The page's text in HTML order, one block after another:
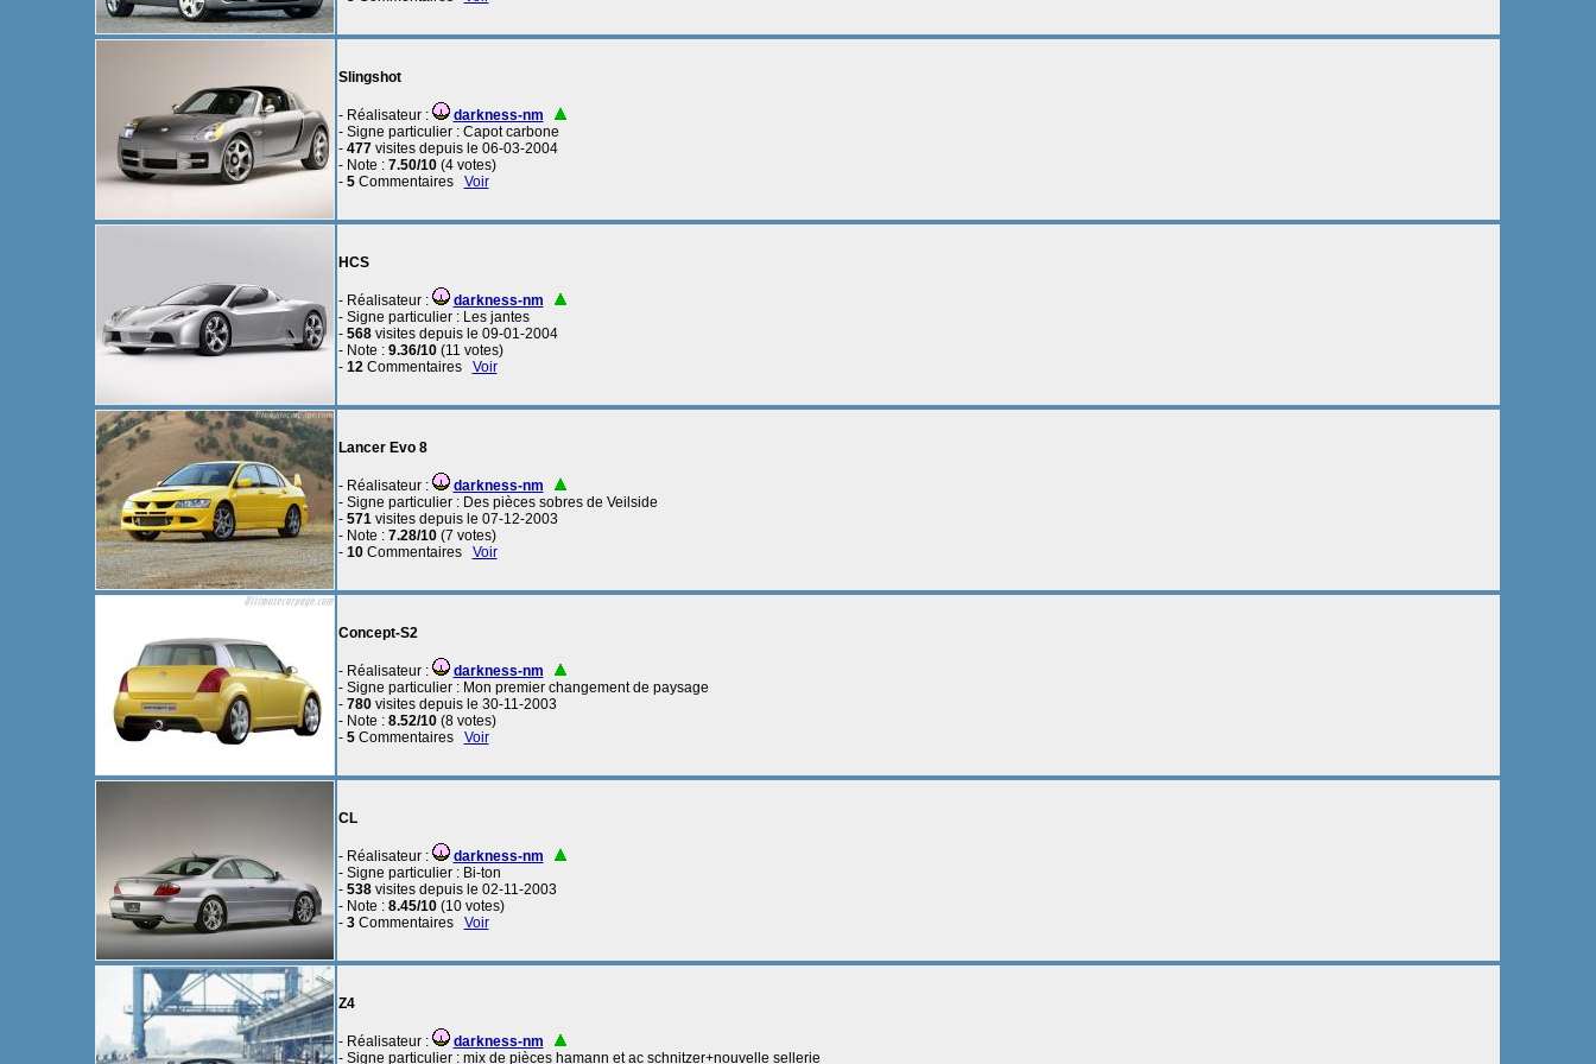
Slingshot
- Réalisateur :
darkness-nm
- Signe particulier : Capot carbone
- 477visites depuis le 06-03-2004
- Note : 7.50/10(4 votes)
- 5Commentaires Voir
HCS
- Réalisateur :
darkness-nm
- Signe particulier : Les jantes
- 568visites depuis le 09-01-2004
- Note : 9.36/10(11 votes)
- 12Commentaires Voir
Lancer Evo 8
- Réalisateur :
darkness-nm
- Signe particulier : Des pièces sobres de Veilside
- 571visites depuis le 07-12-2003
- Note : 7.28/10(7 votes)
- 10Commentaires Voir
Concept-S2
- Réalisateur :
darkness-nm
- Signe particulier : Mon premier changement de paysage
- 780visites depuis le 30-11-2003
- Note : 8.52/10(8 votes)
- 5Commentaires Voir
CL
- Réalisateur :
darkness-nm
- Signe particulier : Bi-ton
- 538visites depuis le 02-11-2003
- Note : 8.45/10(10 votes)
- 3Commentaires Voir
Z4
- Réalisateur :
darkness-nm
- Signe particulier : mix de pièces hamann et ac schnitzer+nouvelle sellerie